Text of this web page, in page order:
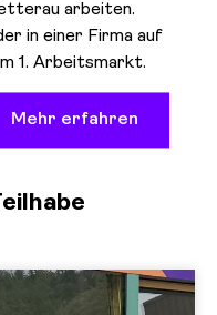
arbeiten.
in einer Firma auf
1. Arbeitsmarkt.
Mehr erfahren